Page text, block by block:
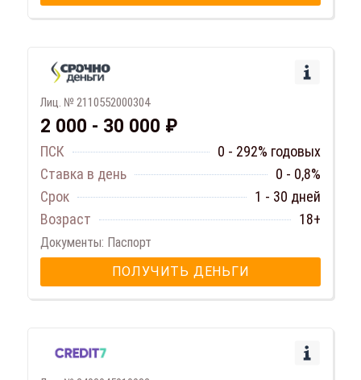
Лиц. № 2110552000304
2 000 - 30 000 ₽
ПСК
0 - 292% годовых
Ставка в день
0 - 0,8%
Срок
1 - 30 дней
Возраст
18+
Документы: Паспорт
ПОЛУЧИТЬ ДЕНЬГИ